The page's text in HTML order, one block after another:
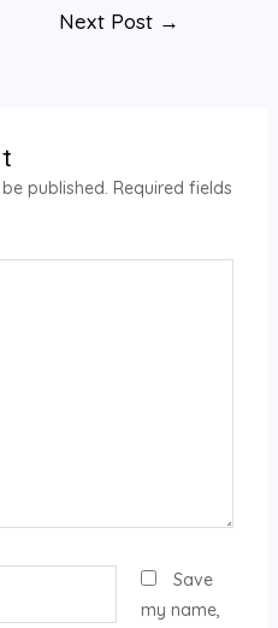
Next Post →
published. Required fields
Save
my name,